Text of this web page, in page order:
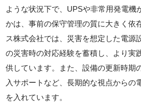
ような状況下で、UPSや非常用発電機
かは、事前の保守管理の質に大きく依
ス株式会社では、災害を想定した電源
の災害時の対応経験を蓄積し、より実
供しています。また、設備の更新時期
入サポートなど、長期的な視点からの
を入れています。